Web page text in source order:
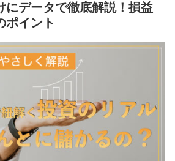
にデータで徹底解説！損益
ポイント